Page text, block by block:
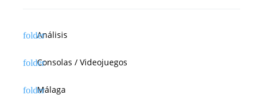
Análisis
Consolas / Videojuegos
Málaga